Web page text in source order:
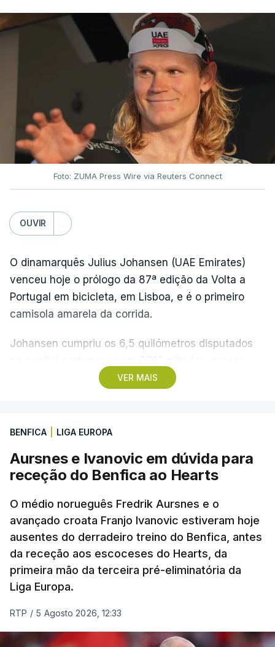
Foto: ZUMA Press Wire via Reuters Connect
OUVIR
VER MAIS
O dinamarquês Julius Johansen (UAE Emirates)
venceu hoje o prólogo da 87ª edição da Volta a
Portugal em bicicleta, em Lisboa, e é o primeiro
camisola amarela da corrida.
Johansen cumpriu os 6,5 quilómetros disputados
quatro segundos do que o companheiro de equipa
pista.
O vice-campeão português de contrarrelógio,
Rafael Reis, que procurava o oitavo triunfo em
mais rápido, a sete segundos, enquanto o italiano
Luca Giaimi (UAE Emirates) e o russo Artem Nych
(Anicolor-Campicarn), vencedor das últimas duas
edições da Volta, terminaram na quarta e quinta
posições, respetivamente, a nove e 14 segundos.
Na quinta-feira, o pelotão vai percorrer os 157,1
primeira das 10 etapas da 87.ª edição, com duas
BENFICA LIGA EUROPA
Aursnes e Ivanovic em dúvida para
receção do Benfica ao Hearts
O médio norueguês Fredrik Aursnes e o
avançado croata Franjo Ivanovic estiveram hoje
ausentes do derradeiro treino do Benfica, antes
da receção aos escoceses do Hearts, da
primeira mão da terceira pré-eliminatória da
Liga Europa.
RTP / 5 Agosto 2026, 12:33